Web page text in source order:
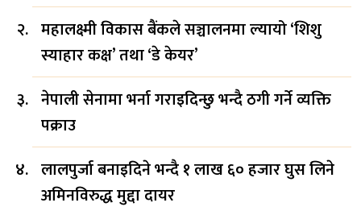
महालक्ष्मी विकास बैंकले सञ्चालनमा ल्यायो ‘शिशु
स्याहार कक्ष’ तथा ‘डे केयर’
नेपाली सेनामा भर्ना गराइदिन्छु भन्दै ठगी गर्ने व्यक्ति
पक्राउ
लालपुर्जा बनाइदिने भन्दै १ लाख ६० हजार घुस लिने
अमिनविरुद्ध मुद्दा दायर